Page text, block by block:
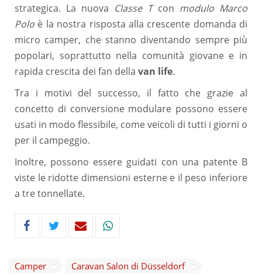
strategica. La nuova Classe Tcon modulo Marco
Polo è la nostra risposta alla crescente domanda di
micro camper, che stanno diventando sempre più
popolari, soprattutto nella comunità giovane e in
rapida crescita dei fan della van life.
Tra i motivi del successo, il fatto che grazie al
concetto di conversione modulare possono essere
usati in modo flessibile, come veicoli di tutti i giorni o
per il campeggio.
Inoltre, possono essere guidati con una patente B
viste le ridotte dimensioni esterne e il peso inferiore
a tre tonnellate.
Camper Caravan Salon di Düsseldorf